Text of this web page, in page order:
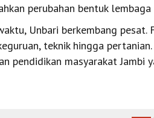
perubahan bentuk
Unbari berkembang
teknik hingga
pendidikan masyarakat Jambi